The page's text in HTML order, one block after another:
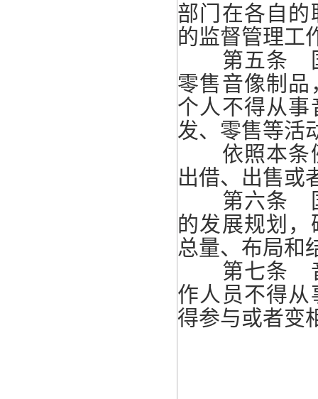
部门在各自
的监督管理工
第五条 国
零售音像制
个人不得从
发、零售等活
依照本条例
出借、出售或
第六条 国
的发展规划
总量、布局和
第七条 音
作人员不得
得参与或者变